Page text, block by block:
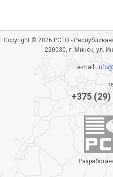
Copyright © 2026 РСТО -
220030, г. Минск, ул.
e-mail:
+375